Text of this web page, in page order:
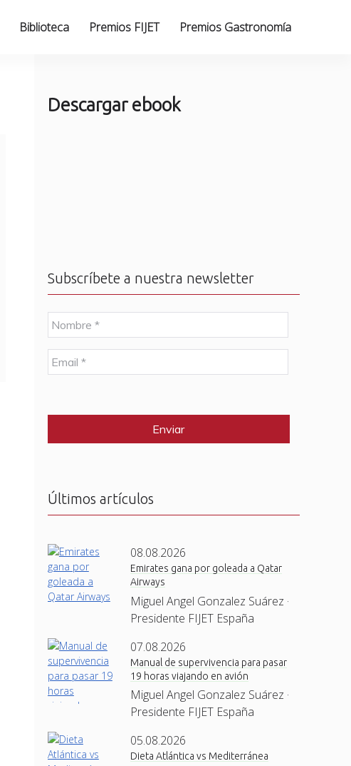
Biblioteca Premios FIJET Premios Gastronomía
Descargar ebook
Subscríbete a nuestra newsletter
N
o
m
b
r
E
m
l
Últimos artículos
08.08.2026
Emirates gana por goleada a Qatar
Airways
Miguel Angel Gonzalez Suárez ·
Presidente FIJET España
07.08.2026
Manual de supervivencia para pasar
19 horas viajando en avión
Miguel Angel Gonzalez Suárez ·
Presidente FIJET España
05.08.2026
Dieta Atlántica vs Mediterránea